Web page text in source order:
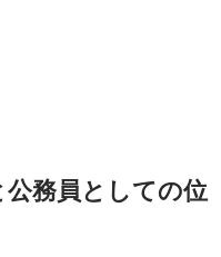
務員としての位